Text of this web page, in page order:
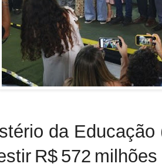
da Educação
R$ 572